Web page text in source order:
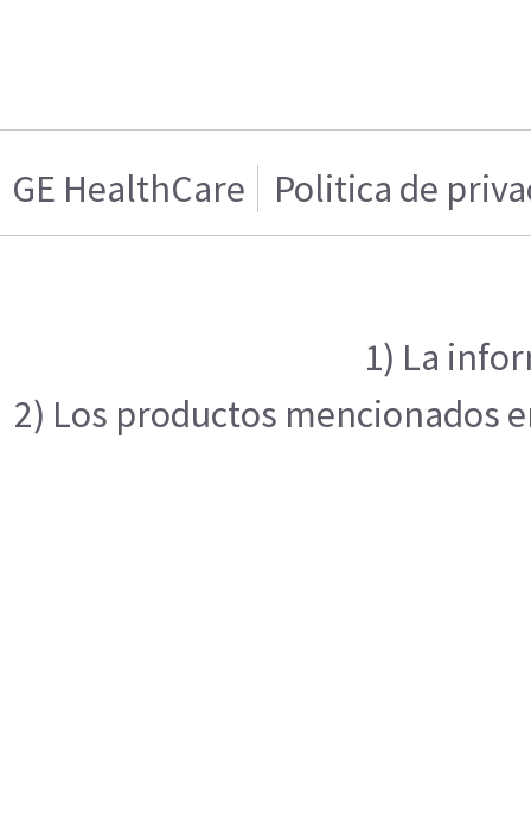
GE HealthCare Politica de
1) La
2) Los productos mencionados